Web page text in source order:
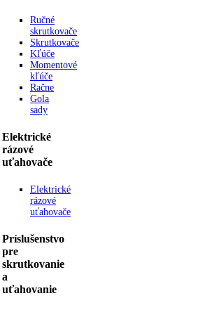
Ručné
skrutkovače
Skrutkovače
Kľúče
Momentové
kľúče
Račne
Gola
sady
Elektrické
rázové
uťahovače
Elektrické
rázové
uťahovače
Príslušenstvo
pre
skrutkovanie
a
uťahovanie